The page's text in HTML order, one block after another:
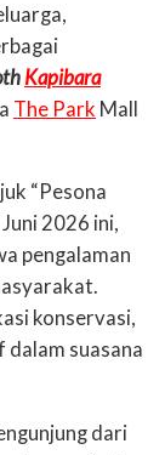
Kapibara
The Park Mall
“Pesona
2026 ini,
pengalaman
konservasi,
suasana
dari